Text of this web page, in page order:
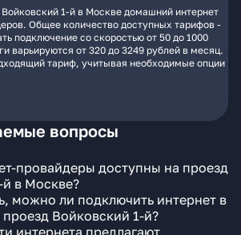
Войковский 1-й в Москве домашний интернет
Общее количество доступных тарифов -
подключение со скоростью от 50 до 1000
варьируются от 320 до 3249 рублей в месяц.
тариф, учитывая необходимые опции
вопросы
провайдеры доступны на проезд
в Москве?
можно ли подключить интернет в
Войковский 1-й?
интернета предлагают